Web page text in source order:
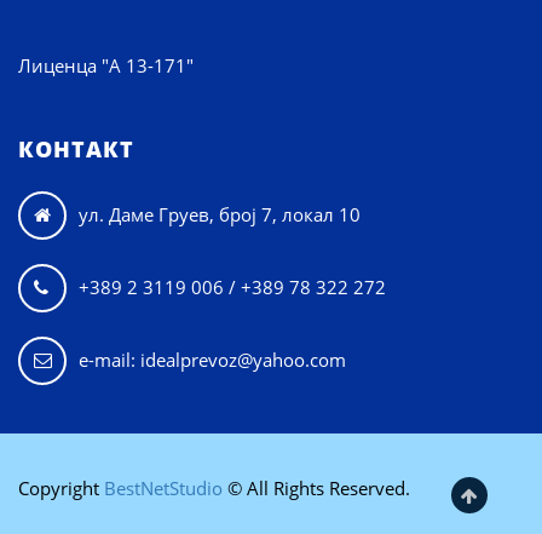
Лиценца "А 13-171"
КОНТАКТ
 ул. Даме Груев, број 7, локал 10
 +389 2 3119 006 / +389 78 322 272
e-mail: idealprevoz@yahoo.com
Copyright BestNetStudio © All Rights Reserved.